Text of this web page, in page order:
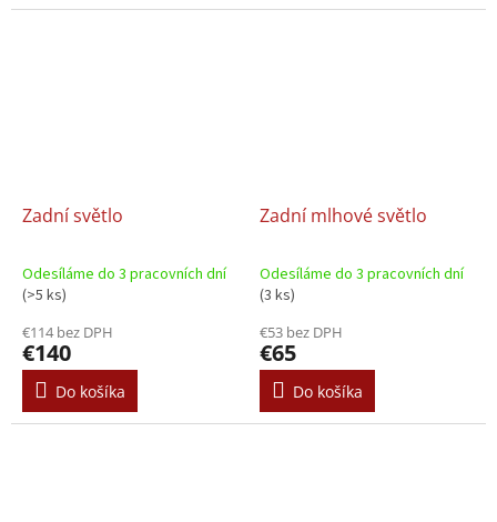
Zadní světlo
Odesíláme do 3 pracovních dní
(>5 ks)
€114 bez DPH
€140
Do košíka
Zadní mlhové světlo
Odesíláme do 3 pracovních dní
(3 ks)
€53 bez DPH
€65
Do košíka